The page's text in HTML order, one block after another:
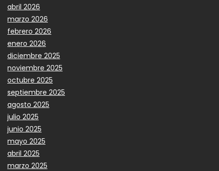
abril 2026
marzo 2026
febrero 2026
enero 2026
diciembre 2025
noviembre 2025
octubre 2025
septiembre 2025
agosto 2025
julio 2025
junio 2025
mayo 2025
abril 2025
marzo 2025